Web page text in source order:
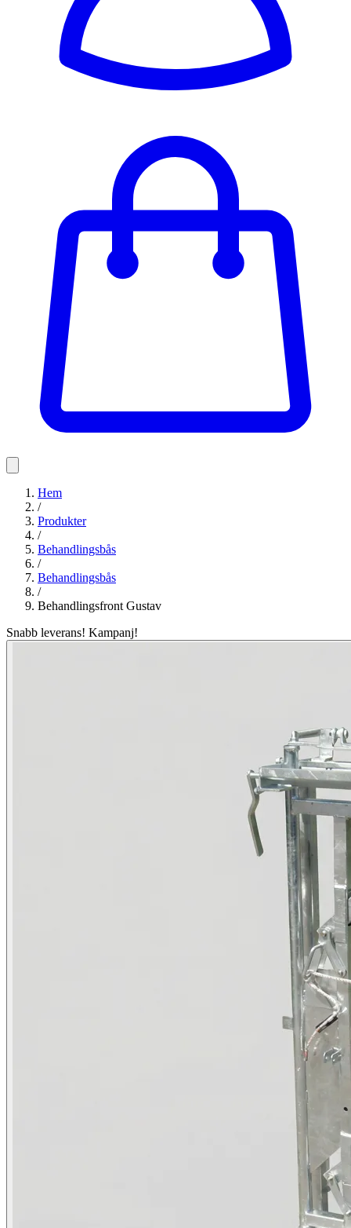
Hem
/
Produkter
/
Behandlingsbås
/
Behandlingsbås
/
Behandlingsfront Gustav
Snabb leverans! Kampanj!